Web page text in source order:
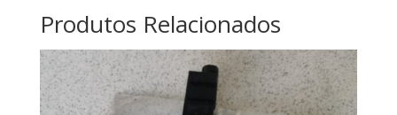
Produtos Relacionados